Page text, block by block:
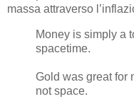
massa attraverso
Money is simply a
spacetime.
Gold was great for
not space.